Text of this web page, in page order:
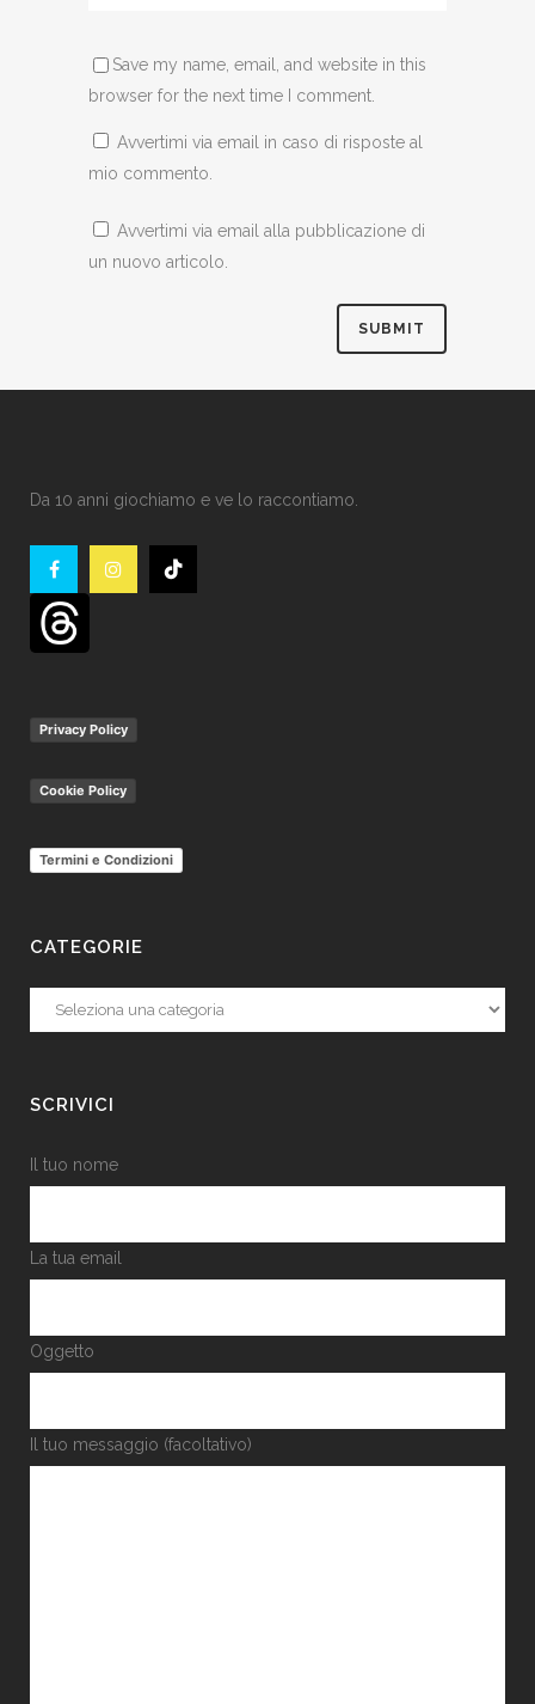
Save my name, email, and website in this
browser for the next time I comment.
Avvertimi via email in caso di risposte al
mio commento.
Avvertimi via email alla pubblicazione di
un nuovo articolo.
Da 10 anni giochiamo e ve lo raccontiamo.
Privacy Policy
Cookie Policy
Termini e Condizioni
CATEGORIE
Categorie
SCRIVICI
Il tuo nome
La tua email
Oggetto
Il tuo messaggio (facoltativo)